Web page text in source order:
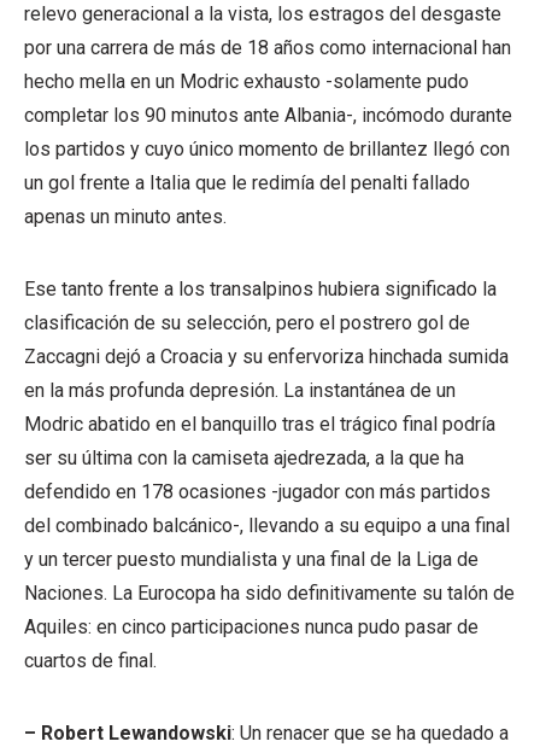
relevo generacional a la vista, los estragos del desgaste
por una carrera de más de 18 años como internacional han
hecho mella en un Modric exhausto -solamente pudo
completar los 90 minutos ante Albania-, incómodo durante
los partidos y cuyo único momento de brillantez llegó con
un gol frente a Italia que le redimía del penalti fallado
apenas un minuto antes.
Ese tanto frente a los transalpinos hubiera significado la
clasificación de su selección, pero el postrero gol de
Zaccagni dejó a Croacia y su enfervoriza hinchada sumida
en la más profunda depresión. La instantánea de un
Modric abatido en el banquillo tras el trágico final podría
ser su última con la camiseta ajedrezada, a la que ha
defendido en 178 ocasiones -jugador con más partidos
del combinado balcánico-, llevando a su equipo a una final
y un tercer puesto mundialista y una final de la Liga de
Naciones. La Eurocopa ha sido definitivamente su talón de
Aquiles: en cinco participaciones nunca pudo pasar de
cuartos de final.
– Robert Lewandowski: Un renacer que se ha quedado a